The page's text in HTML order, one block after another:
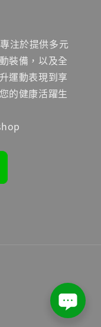
注於提供多元
裝備，以及全
運動表現到享
的健康活躍生